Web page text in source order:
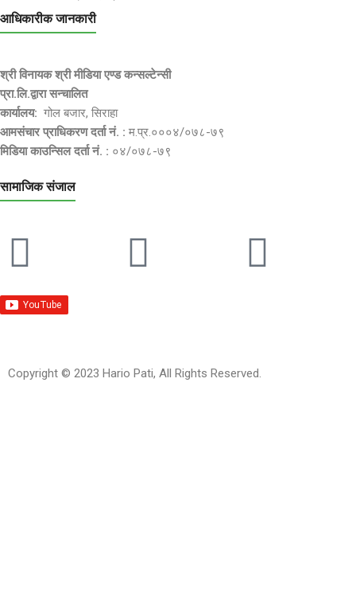
आधिकारीक जानकारी
श्री विनायक श्री मीडिया एण्ड कन्सल्टेन्सी
प्रा.लि.द्वारा सन्चालित
कार्यालय: गोल बजार, सिराहा
आमसंचार प्राधिकरण दर्ता नं. : म.प्र.०००४/०७८-७९
मिडिया काउन्सिल दर्ता नं. : ०४/०७८-७९
सामाजिक संजाल
Copyright © 2023 Hario Pati, All Rights Reserved.